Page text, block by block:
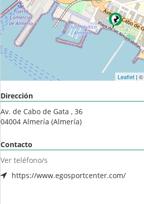
Leaflet| ©
Dirección
Av. de Cabo de Gata , 36
04004 Almería (Almería)
Contacto
Ver teléfono/s
https://www.egosportcenter.com/